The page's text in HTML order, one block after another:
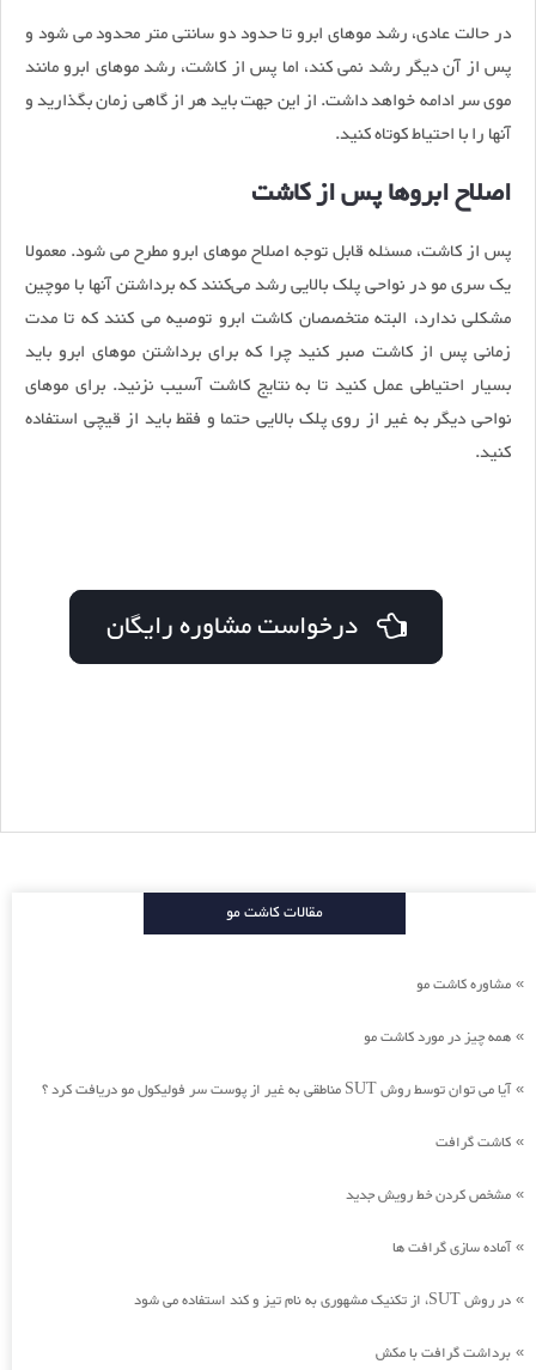
در حالت عادی، رشد موهای ابرو تا حدود دو سانتی متر محدود می شود و
پس از آن دیگر رشد نمی کند، اما پس از کاشت، رشد موهای ابرو مانند
موی سر ادامه خواهد داشت. از این جهت باید هر از گاهی زمان بگذارید و
آنها را با احتیاط کوتاه کنید.
اصلاح ابروها پس از کاشت
پس از کاشت، مسئله قابل توجه اصلاح موهای ابرو مطرح می شود. معمولا
یک سری مو در نواحی پلک بالایی رشد می‌کنند که برداشتن آنها با موچین
مشکلی ندارد، البته متخصصان کاشت ابرو توصیه می کنند که تا مدت
زمانی پس از کاشت صبر کنید چرا که برای برداشتن موهای ابرو باید
بسیار احتیاطی عمل کنید تا به نتایج کاشت آسیب نزنید. برای موهای
نواحی دیگر به غیر از روی پلک بالایی حتما و فقط باید از قیچی استفاده
کنید.
مقالات کاشت مو
» مشاوره کاشت مو
» همه چیز در مورد کاشت مو
»آیا می توان توسط روش SUT مناطقی به غیر از پوست سر فولیکول مو دریافت کرد ؟
» کاشت گرافت
» مشخص کردن خط رویش جدید
»آماده سازی گرافت ها
» در روش SUT، از تکنیک مشهوری به نام تیز و کند استفاده می شود
» برداشت گرافت با مکش